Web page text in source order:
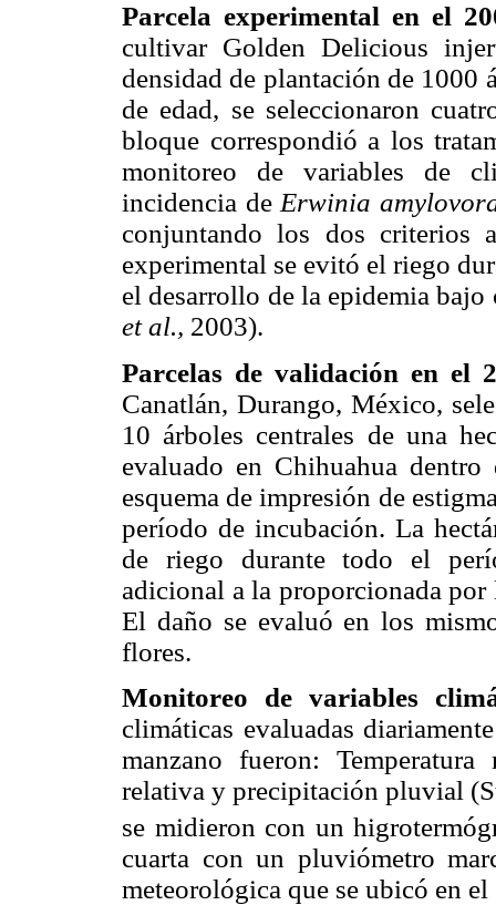
Parcela experimental en el
cultivar Golden Delicious
densidad de plantación de 1000
de edad, se seleccionaron
bloque correspondió a los
monitoreo de variables de
incidencia de Erwinia
conjuntando los dos criterios
experimental se evitó el riego
el desarrollo de la epidemia
et al., 2003).
Parcelas de validación en el
Canatlán, Durango, México,
10 árboles centrales de una
evaluado en Chihuahua
esquema de impresión de
período de incubación. La
de riego durante todo el
adicional a la proporcionada
El daño se evaluó en los
flores.
Monitoreo de variables
climáticas evaluadas
manzano fueron:
relativa y precipitación pluvial
se midieron con un
cuarta con un pluviómetro
meteorológica que se ubicó en